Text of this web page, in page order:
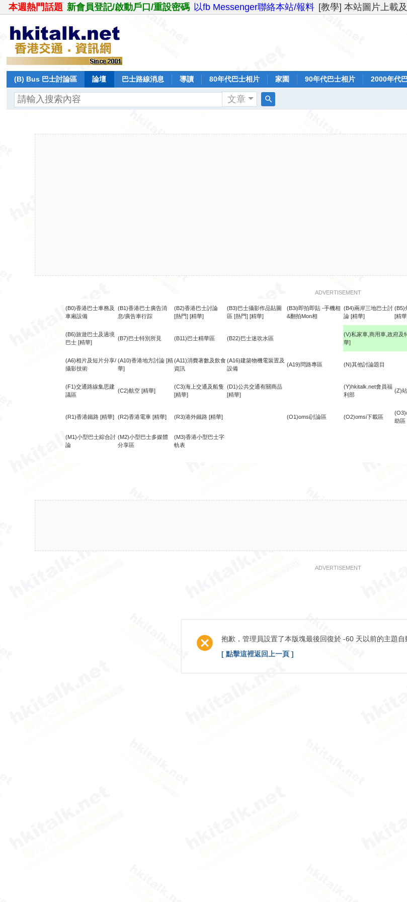
本週熱門話題 新會員登記/啟動戶口/重設密碼 以fb Messenger聯絡本站/報料 [教學] 本站圖片上載
(B) Bus 巴士討論區 論壇 巴士路線消息 導讀 80年代巴士相片 家園 90年代巴士相片 2000年代
文章
ADVERTISEMENT
(B0)香港巴士車務及
車廂設備
(B1)香港巴士廣告消
息/廣告車行踪
(B2)香港巴士討論
[熱門] [精華]
(B3)巴士攝影作品貼圖
區 [熱門] [精華]
(B3i)即拍即貼 -手機相
&翻拍Mon相
(B4)兩岸三地巴士討
論 [精華]
(B5)
[精
(B6)旅遊巴士及過境
巴士 [精華]
(B7)巴士特別所見 (B11)巴士精華區 (B22)巴士迷吹水區
(V)私家車,商用車,政府及
華]
(A6)相片及短片分享/
攝影技術
(A10)香港地方討論 [精
華]
(A11)消費著數及飲食
資訊
(A16)建築物機電裝置及
設備
(A19)問路專區 (N)其他討論題目
(F1)交通路線集思建
議區
(C2)航空 [精華]
(C3)海上交通及船隻
[精華]
(D1)公共交通有關商品
[精華]
(Y)hkitalk.net會員福
利部
(Z)
(R1)香港鐵路 [精華] (R2)香港電車 [精華] (R3)港外鐵路 [精華] (O1)omsi討論區 (O2)omsi下載區
助區
(M1)小型巴士綜合討
論
(M2)小型巴士多媒體
分享區
(M3)香港小型巴士字
軌表
ADVERTISEMENT
抱歉，管理員設置了本版塊最後回復於 -60 天以前的主題
[ 點擊這裡返回上一頁 ]